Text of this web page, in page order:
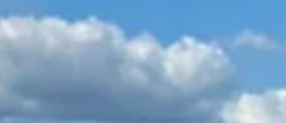
społecznościowych wójt gminy Grzegorz
Maciejewski. O przywróceniu statusu
miasta zdecydowały m.in. historyczny
charakter miejscowości, zac